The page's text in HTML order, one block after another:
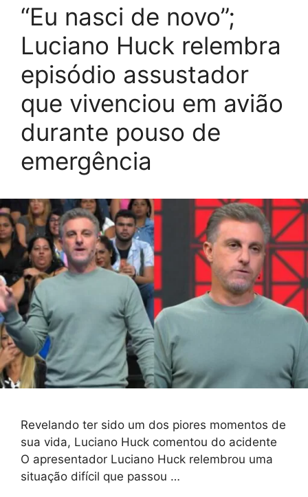
“Eu nasci de novo”;
Luciano Huck relembra
episódio assustador
que vivenciou em avião
durante pouso de
emergência
Revelando ter sido um dos piores momentos de
sua vida, Luciano Huck comentou do acidente
O apresentador Luciano Huck relembrou uma
situação difícil que passou …